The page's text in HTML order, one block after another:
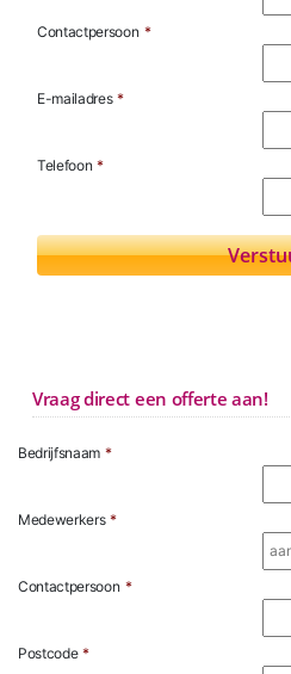
Contactpersoon *
E-mailadres *
Telefoon *
Vraag direct een offerte aan!
Bedrijfsnaam *
Medewerkers *
Contactpersoon *
Postcode *